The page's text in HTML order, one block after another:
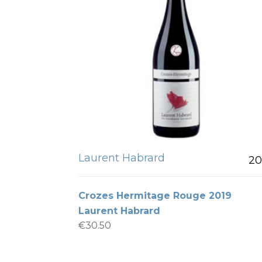
Laurent Habrard
Crozes Hermitage Rouge 2019
Laurent Habrard
€30.50